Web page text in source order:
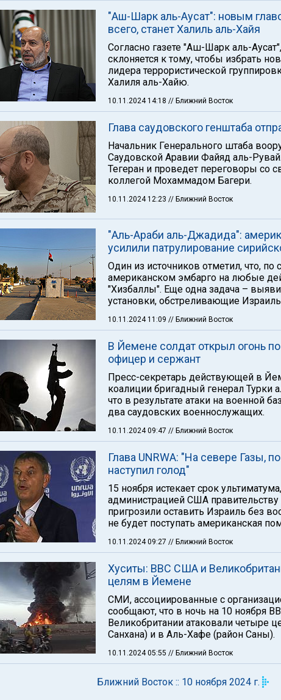
"Аш-Шарк аль-Аусат": новым
всего, станет Халиль аль-Хайя
Согласно газете "Аш-Шарк аль-
склоняется к тому, чтобы избрать
лидера террористической
Халиля аль-Хайю.
10.11.2024 14:18 // Ближний Восток
Глава саудовского генштаба
Начальник Генерального штаба
Саудовской Аравии Файяд аль-
Тегеран и проведет переговоры со
коллегой Мохаммадом Багери.
10.11.2024 12:23 // Ближний Восток
"Аль-Араби аль-Джадида":
усилили патрулирование
Один из источников отметил, что, по
американском эмбарго на любые
"Хизбаллы". Еще одна задача –
установки, обстреливающие
10.11.2024 11:09 // Ближний Восток
В Йемене солдат открыл огонь
офицер и сержант
Пресс-секретарь действующей в
коалиции бригадный генерал Турки
что в результате атаки на военной
два саудовских военнослужащих.
10.11.2024 09:47 // Ближний Восток
Глава UNRWA: "На севере Газы,
наступил голод"
15 ноября истекает срок
администрацией США
пригрозили оставить Израиль без
не будет поступать американская
10.11.2024 09:27 // Ближний Восток
Хуситы: ВВС США и
целям в Йемене
СМИ, ассоциированные с
сообщают, что в ночь на 10 ноября
Великобритании атаковали четыре
Санхана) и в Аль-Хафе (район Саны).
10.11.2024 05:55 // Ближний Восток
Ближний Восток :: 10 ноября 2024 г.